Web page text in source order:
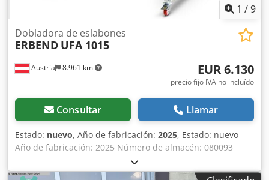
1 /9
Austria 8.961 km
Dobladora de eslabones
ERBEND UFA 1015
EUR 6.130
precio fijo IVA no incluído
Consultar Llamar
Estado: nuevo, Año de fabricación: 2025, Estado: nuevo
Año de fabricación: 2025 Número de almacén: 080093
Plazo de entrega: inmediato, sujeto a venta previa País de
origen: Turquía Precio: 6130 € Cuota de arrendamiento: